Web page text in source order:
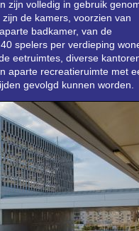
zijn volledig in gebruik
zijn de kamers, voorzien van
badkamer, van de
spelers per verdieping
eetruimtes, diverse
aparte recreatieruimte met
gevolgd kunnen worden.